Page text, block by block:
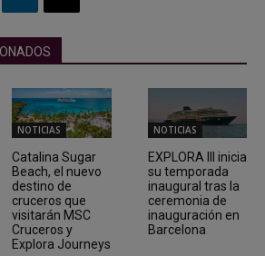
NOTICIAS
Catalina Sugar
Beach, el nuevo
destino de
cruceros que
visitarán MSC
Cruceros y
Explora Journeys
NOTICIAS
EXPLORA III inicia
su temporada
inaugural tras la
ceremonia de
inauguración en
Barcelona